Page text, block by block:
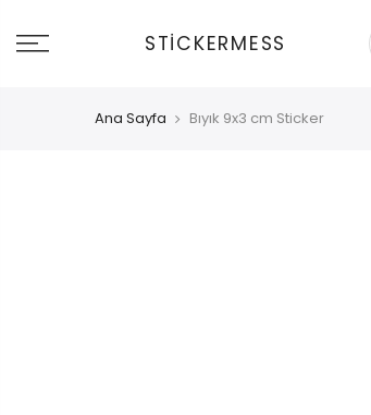
git
STICKERMESS
Ana Sayfa Bıyık 9x3 cm Sticker